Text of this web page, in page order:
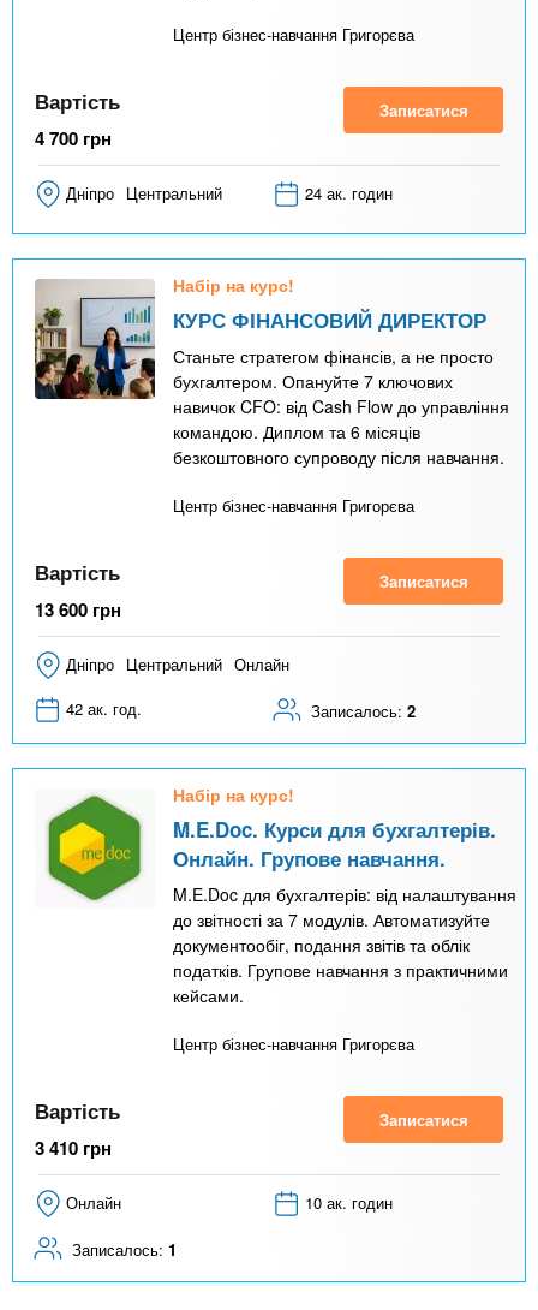
Центр бізнес-навчання Григорєва
Вартість
4 700 грн
Записатися
Дніпро Центральний 24 ак. годин
Набір на курс!
КУРС ФІНАНСОВИЙ ДИРЕКТОР
Станьте стратегом фінансів, а не просто
бухгалтером. Опануйте 7 ключових
навичок CFO: від Cash Flow до управління
командою. Диплом та 6 місяців
безкоштовного супроводу після навчання.
Центр бізнес-навчання Григорєва
Вартість
13 600 грн
Записатися
Дніпро Центральний Онлайн
42 ак. год.
Записалось: 2
Набір на курс!
M.E.Doc. Курси для бухгалтерів.
Онлайн. Групове навчання.
M.E.Doc для бухгалтерів: від налаштування
до звітності за 7 модулів. Автоматизуйте
документообіг, подання звітів та облік
податків. Групове навчання з практичними
кейсами.
Центр бізнес-навчання Григорєва
Вартість
3 410 грн
Записатися
Онлайн 10 ак. годин
Записалось: 1